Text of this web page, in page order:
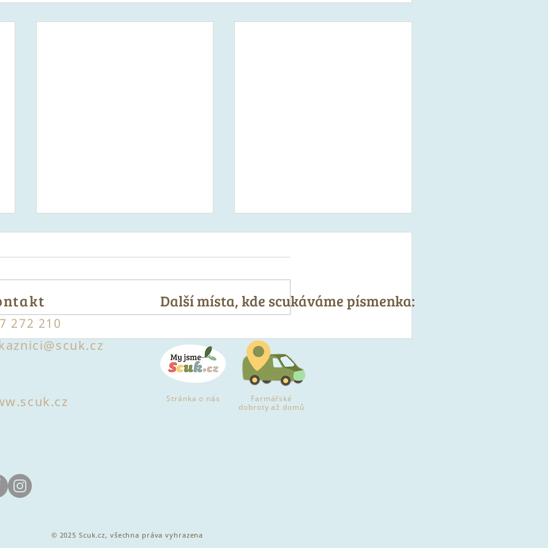
Němcovy: Na našich
zvířatech a dobrém jméně
Vysoká: Sdružujeme farmáře
z okolí, kterým pomáháme s
odbytem
272 210
Další místa, kde scukáváme písmenka:
Stránka o nás
Farmářské
dobroty až domů
© 2025 Scuk.cz, všechna práva vyhrazena